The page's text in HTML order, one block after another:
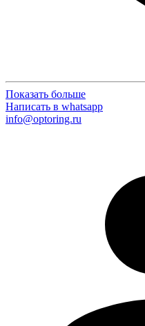
Показать больше
Написать в whatsapp
info@optoring.ru